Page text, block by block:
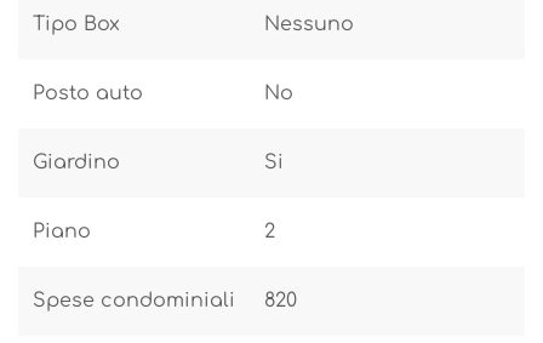
Tipo Box Nessuno
Posto auto No
Giardino Si
Piano 2
Spese condominiali 820